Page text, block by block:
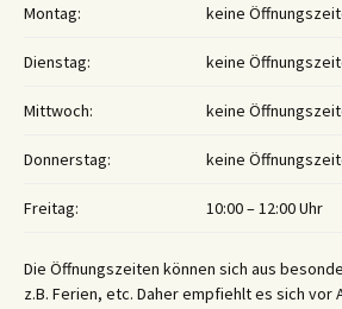
Montag: keine
Dienstag: keine
Mittwoch: keine
Donnerstag: keine
Freitag: 10:00 – 12:00 Uhr
Die Öffnungszeiten können sich aus
z.B. Ferien, etc. Daher empfiehlt es sich vor